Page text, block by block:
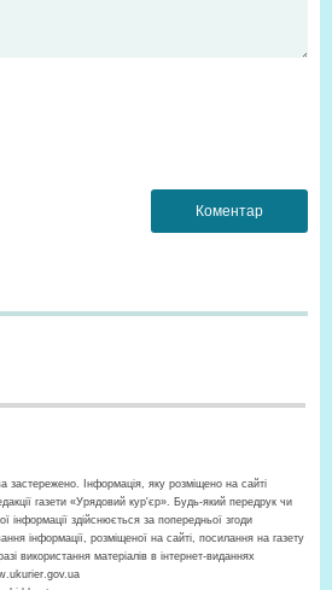
застережено. Інформація, яку розміщено на сайті
газети «Урядовий кур'єр». Будь-який передрук чи
інформації здійснюється за попередньої згоди
інформації, розміщеної на сайті, посилання на газету
використання матеріалів в інтернет-виданнях